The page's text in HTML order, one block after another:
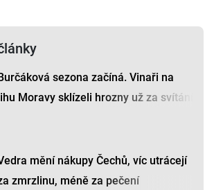
sezona začíná. Vinaři na
Moravy sklízeli hrozny už za svítání
mění nákupy Čechů, víc utrácejí
zmrzlinu, méně za pečení